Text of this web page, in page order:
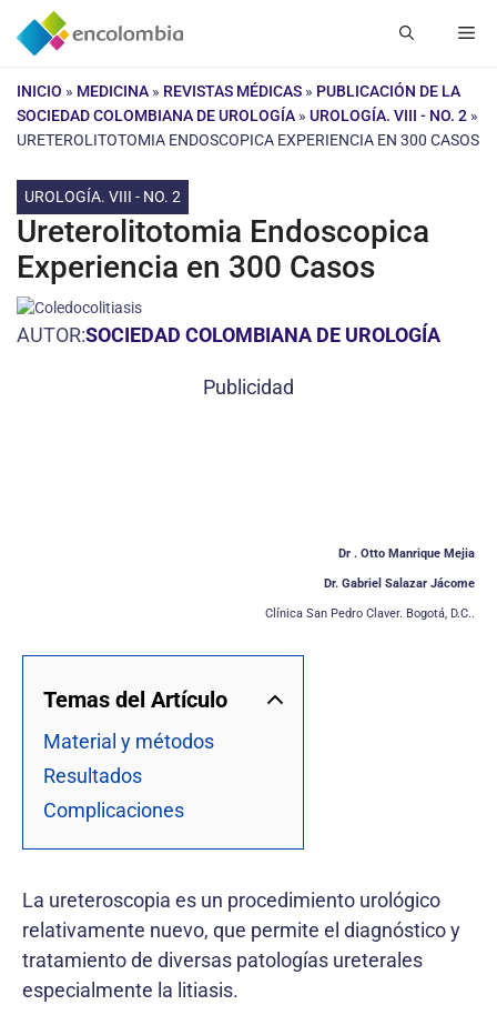
Saltar
INICIO » MEDICINA » REVISTAS MÉDICAS » PUBLICACIÓN DE LA
SOCIEDAD COLOMBIANA DE UROLOGÍA » UROLOGÍA. VIII - NO. 2 »
URETEROLITOTOMIA ENDOSCOPICA EXPERIENCIA EN 300 CASOS
UROLOGÍA. VIII - NO. 2
Ureterolitotomia Endoscopica
Experiencia en 300 Casos
AUTOR:SOCIEDAD COLOMBIANA DE UROLOGÍA
Publicidad
Dr . Otto Manrique Mejia
Dr. Gabriel Salazar Jácome
Clínica San Pedro Claver. Bogotá, D.C..
Temas del Artículo
Material y métodos
Resultados
Complicaciones
La ureteroscopia es un procedimiento urológico
relativamente nuevo, que permite el diagnóstico y
tratamiento de diversas patologías ureterales
especialmente la litiasis.